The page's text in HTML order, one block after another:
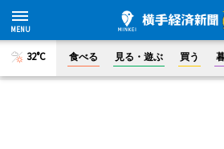
32°C 食べる 見る・遊ぶ 買う